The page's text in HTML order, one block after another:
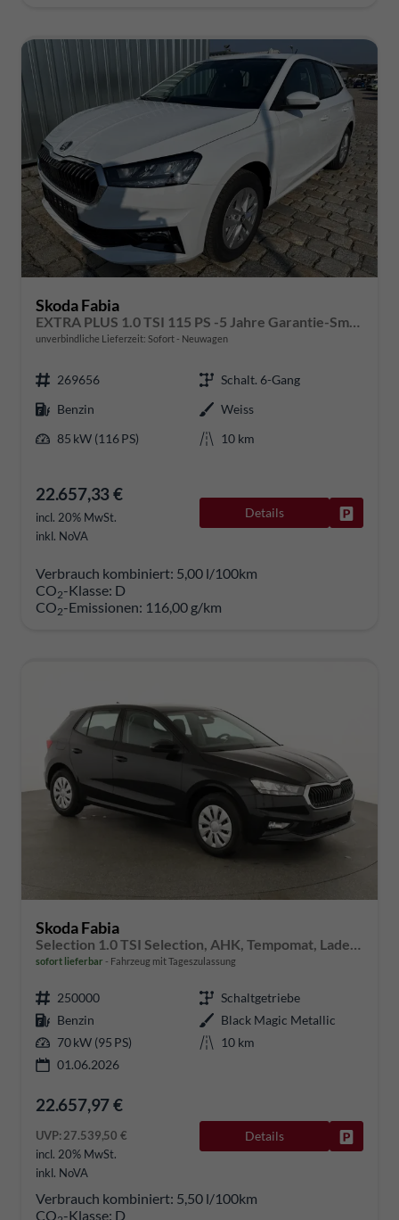
Skoda Fabia
EXTRA PLUS 1.0 TSI 115 PS -5 Jahre Garantie-Smartlink-DAB-Bluetooth-LM Felgen-PDC-Kamera-SHZ-LED-Tempomat-Preishammer-Sofort
unverbindliche Lieferzeit: Sofort Neuwagen
269656
Schalt. 6-Gang
Benzin
Weiss
85 kW (116 PS)
10 km
22.657,33 €
incl. 20% MwSt.
inkl. NoVA
Details
Verbrauch kombiniert: 5,00 l/100km
CO2-Klasse: D
CO2-Emissionen: 116,00 g/km
Skoda Fabia
sofort lieferbar Fahrzeug mit Tageszulassung
250000
Schaltgetriebe
Benzin
Black Magic Metallic
70 kW (95 PS)
10 km
01.06.2026
22.657,97 €
UVP:27.539,50 €
incl. 20% MwSt.
inkl. NoVA
Details
Verbrauch kombiniert: 5,50 l/100km
CO -Klasse: D